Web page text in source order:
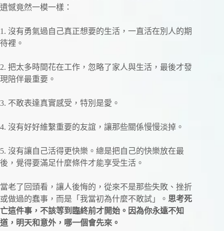
遺憾竟然一模一樣：
1. 沒有勇氣過自己真正想要的生活，一直活在別人的期
待裡。
2. 把太多時間花在工作，忽略了家人與生活，最後才發
現陪伴最重要。
3. 不敢表達真實感受，特別是愛。
4. 沒有好好維繫重要的友誼，讓那些關係慢慢淡掉。
5. 沒有讓自己活得更快樂。總是把自己的快樂放在最
後，覺得要滿足什麼條件才能享受生活。
當老了回頭看，讓人後悔的，從來不是那些失敗、挫折
或做過的蠢事，而是「我當初為什麼不敢試」。 思考死
亡這件事，不該等到臨終前才開始。因為你永遠不知
道，明天和意外，哪一個會先來。